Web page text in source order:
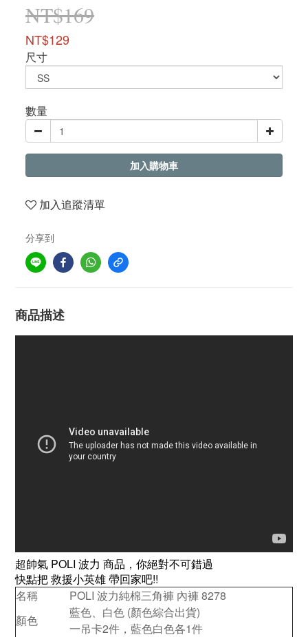
NT$169
NT$129
尺寸
數量
加入購物車
加入追蹤清單
分享到
商品描述
超帥氣 POLI 波力 商品，你絕對不可錯過
快點把 救援小英雄 帶回家吧!!
名稱
POLI 波力純棉三角褲 內褲 8278
顏色
藍色、白色 (顏色綜合出貨)
一吊卡2件，藍色白色各1件